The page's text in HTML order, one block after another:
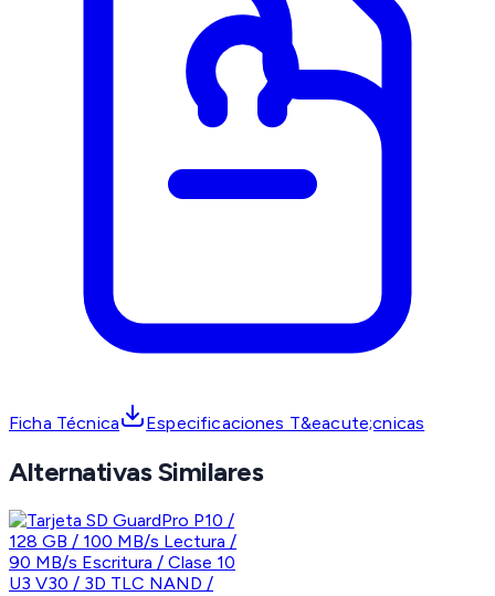
Ficha Técnica Especificaciones T&eacute;cnicas
Alternativas Similares